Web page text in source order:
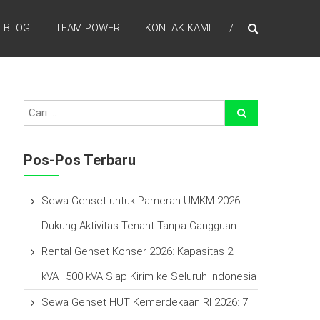
BLOG TEAM POWER KONTAK KAMI
Pos-Pos Terbaru
Sewa Genset untuk Pameran UMKM 2026:
Dukung Aktivitas Tenant Tanpa Gangguan
Rental Genset Konser 2026: Kapasitas 2
kVA–500 kVA Siap Kirim ke Seluruh Indonesia
Sewa Genset HUT Kemerdekaan RI 2026: 7